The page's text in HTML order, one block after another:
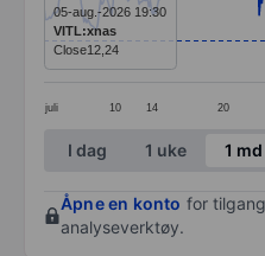
The chart has 1 X axis
The chart has 1 Y axis
juli 10 14 20
05-aug.-2026 19:30
VITL:xnas
Close12,24
End of interactive chart.
I dag 1 uke 1 md
Åpne en konto for
analyseverktøy.